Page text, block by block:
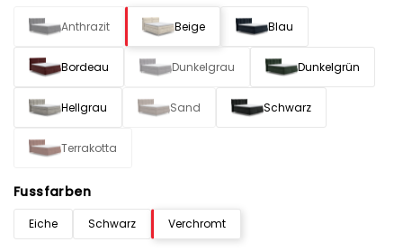
Anthrazit Beige Blau
Bordeau Dunkelgrau Dunkelgrün
Hellgrau Sand Schwarz
Terrakotta
Fussfarben
Eiche Schwarz Verchromt